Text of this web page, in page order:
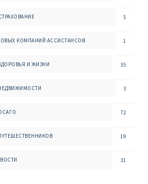
5
КОМПАНИЙ АССИСТАНСОВ 1
И ЖИЗНИ 35
3
72
19
31